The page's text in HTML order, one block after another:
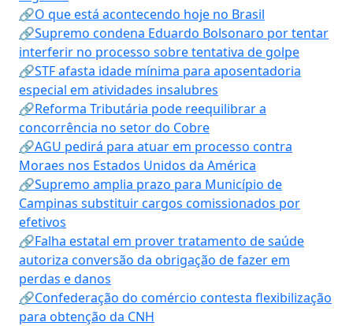
🔗O que está acontecendo hoje no Brasil
🔗Supremo condena Eduardo Bolsonaro por tentar
interferir no processo sobre tentativa de golpe
🔗STF afasta idade mínima para aposentadoria
especial em atividades insalubres
🔗Reforma Tributária pode reequilibrar a
concorrência no setor do Cobre
🔗AGU pedirá para atuar em processo contra
Moraes nos Estados Unidos da América
🔗Supremo amplia prazo para Município de
Campinas substituir cargos comissionados por
efetivos
🔗Falha estatal em prover tratamento de saúde
autoriza conversão da obrigação de fazer em
perdas e danos
🔗Confederação do comércio contesta flexibilização
para obtenção da CNH